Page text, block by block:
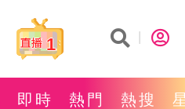
1
即時 熱門 熱搜